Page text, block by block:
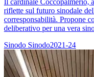
Il cardinale Coccopalmerio,
riflette sul futuro sinodale
corresponsabilità. Propone
deliberativo per una vera
Sinodo Sinodo2021-24